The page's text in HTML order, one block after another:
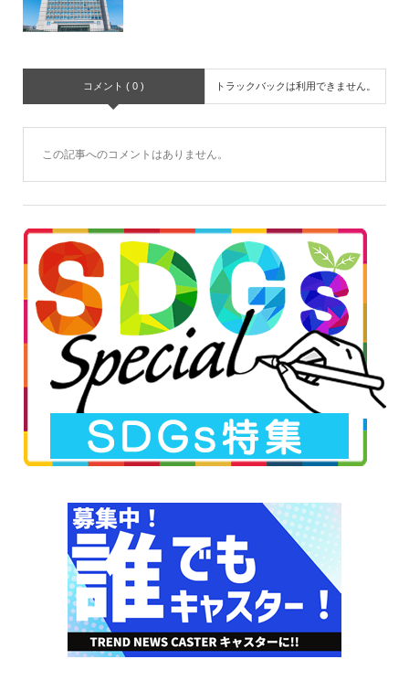
コメント ( 0 ) トラックバックは利用できません。
この記事へのコメントはありません。